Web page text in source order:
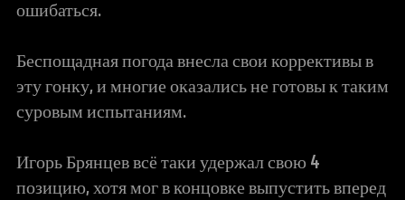
ошибаться.
Беспощадная погода внесла свои коррективы в
эту гонку, и многие оказались не готовы к таким
суровым испытаниям.
Игорь Брянцев всё таки удержал свою 4
позицию, хотя мог в концовке выпустить вперед